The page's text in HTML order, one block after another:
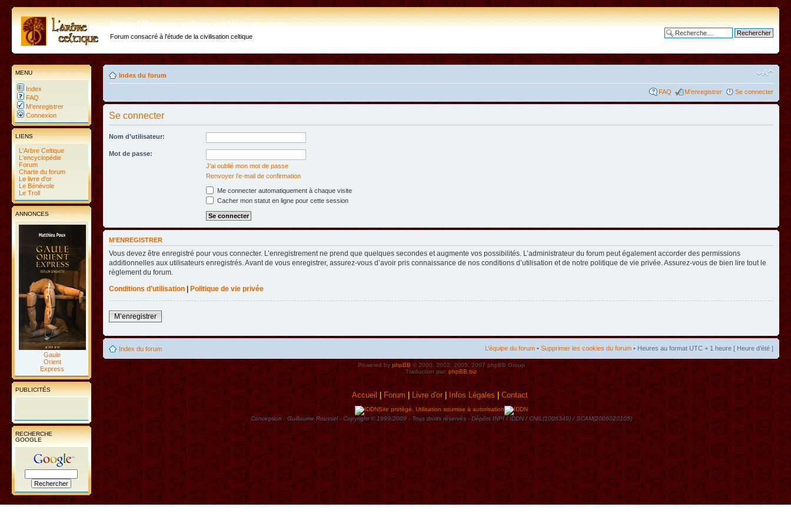
http://forum.arbre-celtique.com
Forum consacré à l'étude de la civilisation celtique
MENU
Index
FAQ
M’enregistrer
Connexion
LIENS
L'Arbre Celtique
L'encyclopédie
Forum
Charte du forum
Le livre d'or
Le Bénévole
Le Troll
ANNONCES
Gaule
Orient
Express
PUBLICITÉS
RECHERCHE
GOOGLE
Index du forum
FAQ M’enregistrer Se connecter
Se connecter
Nom d’utilisateur:
Mot de passe:
J’ai oublié mon mot de passe
Renvoyer l’e-mail de confirmation
Me connecter automatiquement à chaque visite
Cacher mon statut en ligne pour cette session
M’ENREGISTRER
Vous devez être enregistré pour vous connecter. L’enregistrement ne prend que quelques secondes et augmente vos possibilités. L’administrateur du forum peut également accorder des permissions
additionnelles aux utilisateurs enregistrés. Avant de vous enregistrer, assurez-vous d’avoir pris connaissance de nos conditions d’utilisation et de notre politique de vie privée. Assurez-vous de bien lire tout le
règlement du forum.
Conditions d’utilisation
Politique de vie privée
M’enregistrer
Index du forum L’équipe du forum • Supprimer les cookies du forum • Heures au format UTC + 1 heure [ Heure d’été ]
Powered byphpBB© 2000, 2002, 2005, 2007 phpBB Group
Traduction par:phpBB.biz
Accueil| Forum|Livre d'or|Infos Lègales|Contact
Site protégé. Utilisation soumise à autorisation
Conception : Guillaume Roussel - Copyright © 1999/2009 - Tous droits rèservès - Dèpôts INPI / IDDN / CNIL(1006349) / SCAM(2006020105)